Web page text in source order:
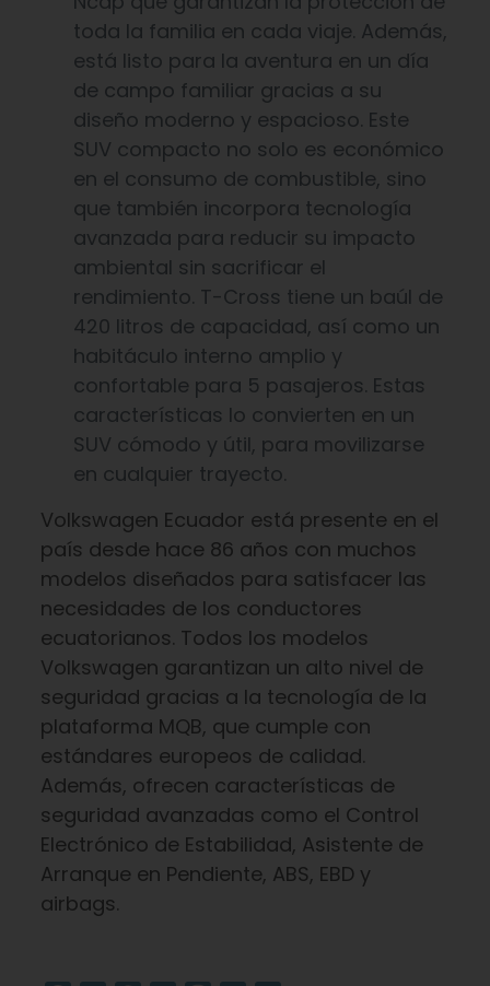
toda la familia en cada viaje. Además,
está listo para la aventura en un día
de campo familiar gracias a su
diseño moderno y espacioso. Este
SUV compacto no solo es económico
en el consumo de combustible, sino
que también incorpora tecnología
avanzada para reducir su impacto
ambiental sin sacrificar el
rendimiento. T-Cross tiene un baúl de
420 litros de capacidad, así como un
habitáculo interno amplio y
confortable para 5 pasajeros. Estas
características lo convierten en un
SUV cómodo y útil, para movilizarse
en cualquier trayecto.
Volkswagen Ecuador está presente en el
país desde hace 86 años con muchos
modelos diseñados para satisfacer las
necesidades de los conductores
ecuatorianos. Todos los modelos
Volkswagen garantizan un alto nivel de
seguridad gracias a la tecnología de la
plataforma MQB, que cumple con
estándares europeos de calidad.
Además, ofrecen características de
seguridad avanzadas como el Control
Electrónico de Estabilidad, Asistente de
Arranque en Pendiente, ABS, EBD y
airbags.